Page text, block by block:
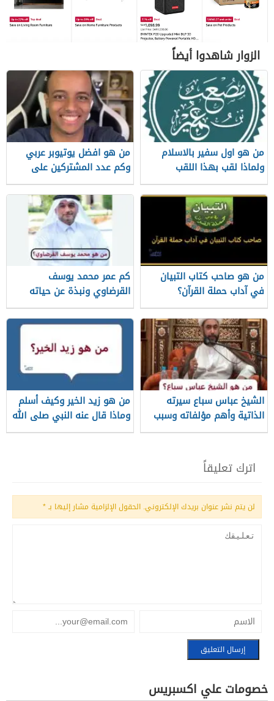
الزوار شاهدوا أيضاً
من هو اول سفير بالاسلام
ولماذا لقب بهذا اللقب
من هو افضل يوتيوبر عربي
وكم عدد المشتركين على
قناته الرسمية
من هو صاحب كتاب التبيان
في آداب حملة القرآن؟
كم عمر محمد يوسف
القرضاوي ونبذة عن حياته
الشيخ عباس سباع سيرته
الذاتية وأهم مؤلفاته وسبب
وفاته
من هو زيد الخير وكيف أسلم
وماذا قال عنه النبي صلى الله
عليه وسلم؟
اترك تعليقاً
لن يتم نشر عنوان بريدك الإلكتروني. الحقول الإلزامية مشار إليها بـ*
خصومات علي اكسبريس